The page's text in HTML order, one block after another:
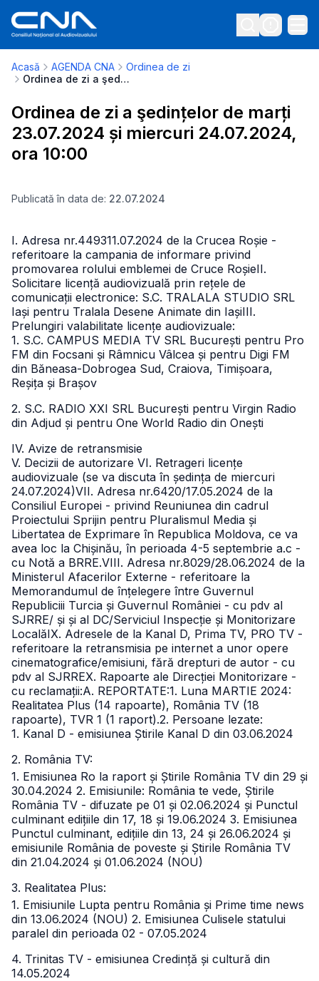
Acasă AGENDA CNA
Ordinea de zi
Ordinea de zi a şedințelor de marți 23.07.2024 și miercuri 24.07.2024, ora 10:00
Ordinea de zi a şedințelor de marți
23.07.2024 și miercuri 24.07.2024,
ora 10:00
Publicată în data de: 22.07.2024
I. Adresa nr.449311.07.2024 de la Crucea Roșie -
referitoare la campania de informare privind
promovarea rolului emblemei de Cruce RoșieII.
Solicitare licență audiovizuală prin rețele de
comunicații electronice: S.C. TRALALA STUDIO SRL
Iași pentru Tralala Desene Animate din IașiIII.
Prelungiri valabilitate licențe audiovizuale:
1. S.C. CAMPUS MEDIA TV SRL București pentru Pro
FM din Focsani și Râmnicu Vâlcea și pentru Digi FM
din Băneasa-Dobrogea Sud, Craiova, Timișoara,
Reșița și Brașov
2. S.C. RADIO XXI SRL București pentru Virgin Radio
din Adjud și pentru One World Radio din Onești
IV. Avize de retransmisie
V. Decizii de autorizare VI. Retrageri licențe
audiovizuale (se va discuta în ședința de miercuri
24.07.2024)VII. Adresa nr.6420/17.05.2024 de la
Consiliul Europei - privind Reuniunea din cadrul
Proiectului Sprijin pentru Pluralismul Media și
Libertatea de Exprimare în Republica Moldova, ce va
avea loc la Chișinău, în perioada 4-5 septembrie a.c -
cu Notă a BRRE.VIII. Adresa nr.8029/28.06.2024 de la
Ministerul Afacerilor Externe - referitoare la
Memorandumul de înțelegere între Guvernul
Republiciii Turcia și Guvernul României - cu pdv al
SJRRE/ și și al DC/Serviciul Inspecție și Monitorizare
LocalăIX. Adresele de la Kanal D, Prima TV, PRO TV -
referitoare la retransmisia pe internet a unor opere
cinematografice/emisiuni, fără drepturi de autor - cu
pdv al SJRREX. Rapoarte ale Direcției Monitorizare -
cu reclamații:A. REPORTATE:1. Luna MARTIE 2024:
Realitatea Plus (14 rapoarte), România TV (18
rapoarte), TVR 1 (1 raport).2. Persoane lezate:
1. Kanal D - emisiunea Știrile Kanal D din 03.06.2024
2. România TV:
1. Emisiunea Ro la raport și Știrile România TV din 29 și
30.04.2024 2. Emisiunile: România te vede, Știrile
România TV - difuzate pe 01 și 02.06.2024 și Punctul
culminant edițiile din 17, 18 și 19.06.2024 3. Emisiunea
Punctul culminant, edițiile din 13, 24 și 26.06.2024 și
emisiunile România de poveste și Știrile România TV
din 21.04.2024 și 01.06.2024 (NOU)
3. Realitatea Plus:
1. Emisiunile Lupta pentru România și Prime time news
din 13.06.2024 (NOU) 2. Emisiunea Culisele statului
paralel din perioada 02 - 07.05.2024
4. Trinitas TV - emisiunea Credință și cultură din
14.05.2024